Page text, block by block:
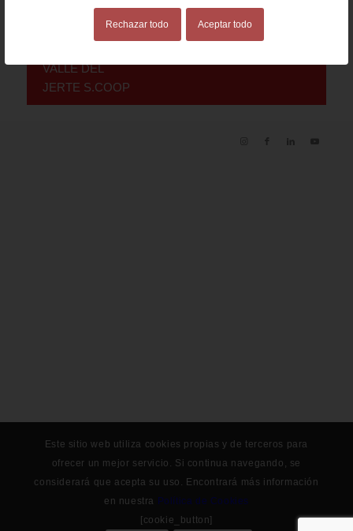
Rechazar todo Aceptar todo
AGRUPACIÓN
VALLE DEL
JERTE S.COOP
Aviso
Codiciones |Canal
Este sitio web utiliza cookies propias y de terceros para
ofrecer un mejor servicio. Si continua navegando, se
considerará que acepta su uso. Encontrará más información
en nuestra Política de Cookies
[cookie_button]